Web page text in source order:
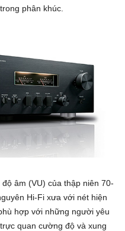
phân khúc.
âm (VU) của thập niên 70-
Hi-Fi xưa với nét hiện
hợp với những người yêu
quan cường độ và xung